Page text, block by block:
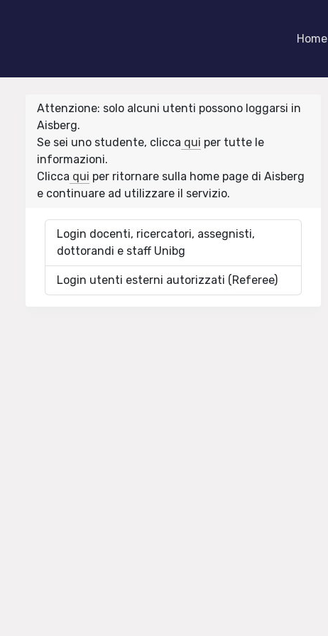
Home
Attenzione: solo alcuni utenti possono loggarsi in
Aisberg.
Se sei uno studente, clicca qui per tutte le
informazioni.
Clicca qui per ritornare sulla home page di Aisberg
e continuare ad utilizzare il servizio.
Login docenti, ricercatori, assegnisti,
dottorandi e staff Unibg
Login utenti esterni autorizzati (Referee)